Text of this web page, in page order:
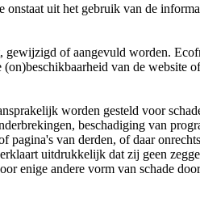
uit het gebruik van de
of aangevuld worden.
van de website
worden gesteld voor
beschadiging van
van derden, of daar
uitdrukkelijk dat zij geen
enige andere vorm van schade